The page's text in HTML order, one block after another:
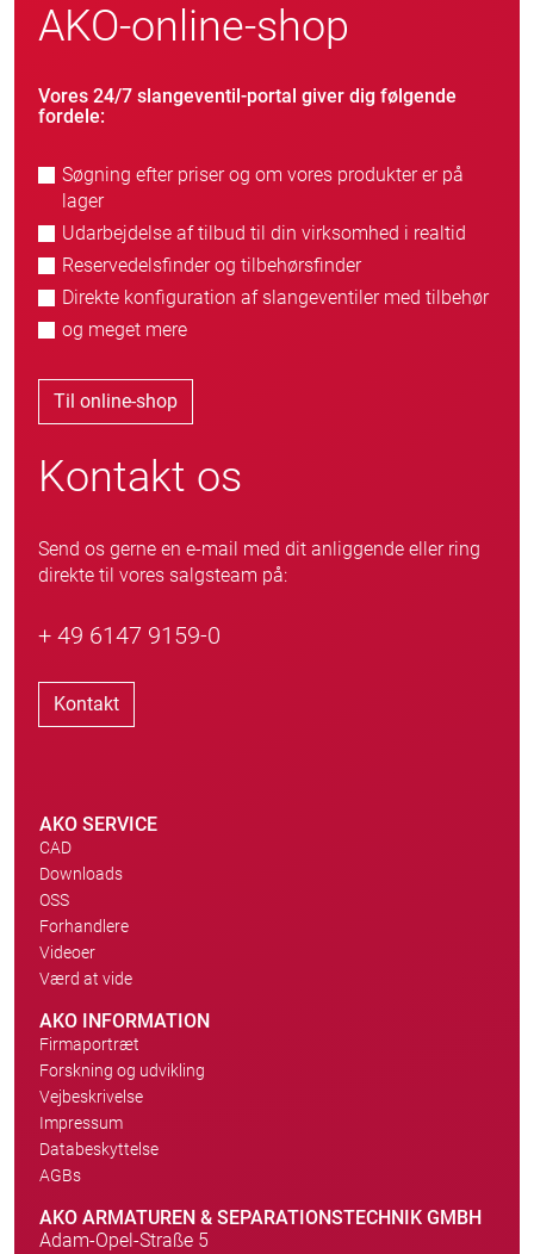
AKO-online-shop
Vores 24/7 slangeventil-portal giver dig følgende
fordele:
Søgning efter priser og om vores produkter er på
lager
Udarbejdelse af tilbud til din virksomhed i realtid
Reservedelsfinder og tilbehørsfinder
Direkte konfiguration af slangeventiler med tilbehør
og meget mere
Til online-shop
Kontakt os
Send os gerne en e-mail med dit anliggende eller ring
direkte til vores salgsteam på:
+ 49 6147 9159-0
Kontakt
AKO SERVICE
CAD
Downloads
OSS
Forhandlere
Videoer
Værd at vide
AKO INFORMATION
Firmaportræt
Forskning og udvikling
Vejbeskrivelse
Impressum
Databeskyttelse
AGBs
AKO ARMATUREN & SEPARATIONSTECHNIK GMBH
Adam-Opel-Straße 5